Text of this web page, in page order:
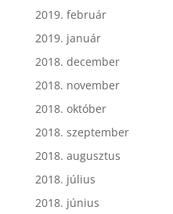
2019. február
2019. január
2018. december
2018. november
2018. október
2018. szeptember
2018. augusztus
2018. július
2018. június